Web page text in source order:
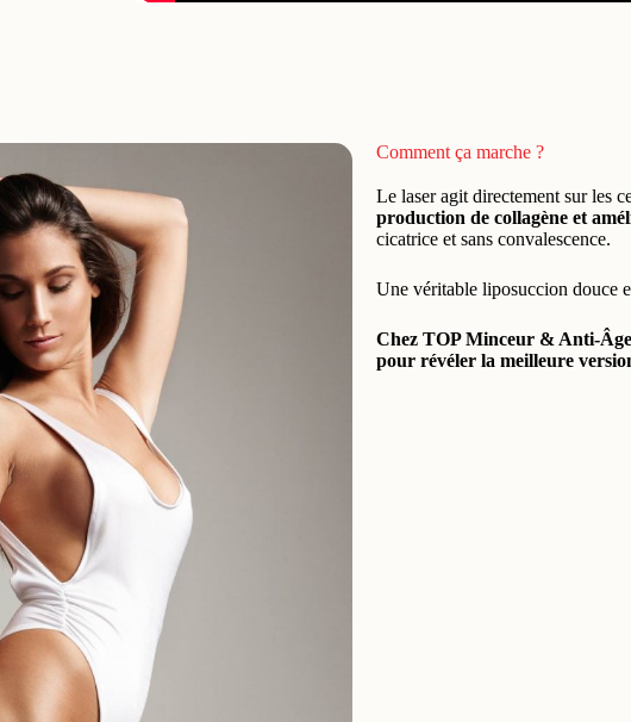
Comment ça marche ?
Le laser agit directement sur les
production de collagène et
cicatrice et sans convalescence.
Une véritable liposuccion douce
Chez TOP Minceur & Anti-
pour révéler la meilleure